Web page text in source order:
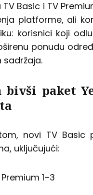
Basic i TV
platforme, ali
korisnici koji
ponudu
sadržaja.
bivši paket
novi TV Basic
uključujući:
1–3